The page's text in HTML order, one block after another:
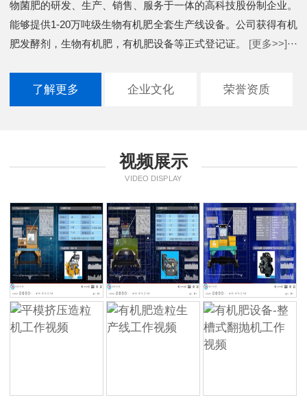
物菌肥的研发、生产、销售、服务于一体的高科技股份制企业。
能够提供1-20万吨级生物有机肥全套生产线设备。公司获得有机
肥发酵剂，生物有机肥，有机肥设备等正式登记证。
[更多>>]···
了解更多 企业文化 荣誉资质
视频展示
VIDEO DISPLAY